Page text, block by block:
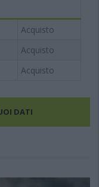
Acquisto
Acquisto
Acquisto
DATI